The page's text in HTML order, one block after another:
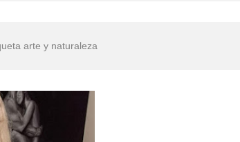
Dibujo A Lápiz, Biryulina Vita
de Hollywood Más Bellas del Mundo
arte y naturaleza